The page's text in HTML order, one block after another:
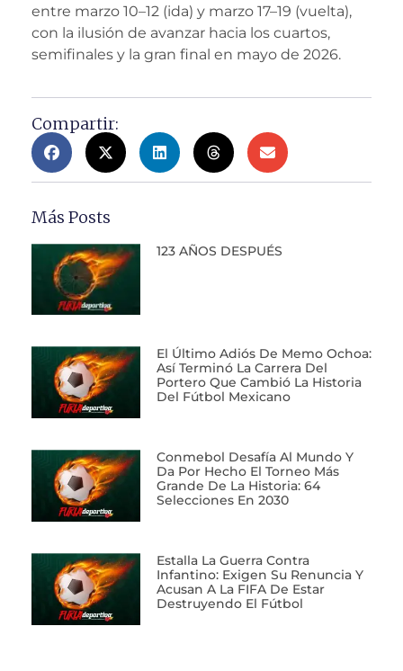
entre marzo 10–12 (ida) y marzo 17–19 (vuelta),
con la ilusión de avanzar hacia los cuartos,
semifinales y la gran final en mayo de 2026.
Compartir:
Más Posts
123 AÑOS DESPUÉS
El Último Adiós De Memo Ochoa:
Así Terminó La Carrera Del
Portero Que Cambió La Historia
Del Fútbol Mexicano
Conmebol Desafía Al Mundo Y
Da Por Hecho El Torneo Más
Grande De La Historia: 64
Selecciones En 2030
Estalla La Guerra Contra
Infantino: Exigen Su Renuncia Y
Acusan A La FIFA De Estar
Destruyendo El Fútbol